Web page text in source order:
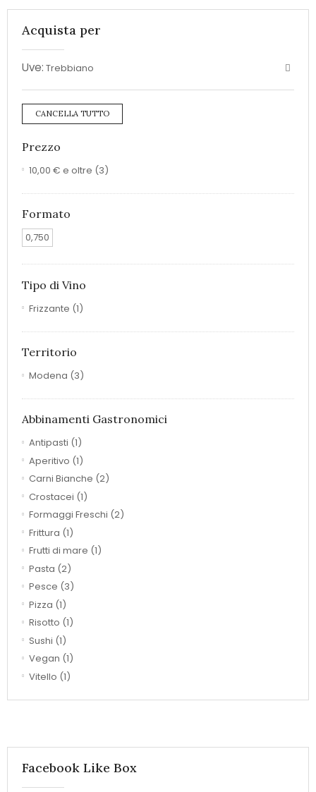
Acquista per
Uve: Trebbiano
CANCELLA TUTTO
Prezzo
10,00 € e oltre (3)
Formato
0,750
Tipo di Vino
Frizzante (1)
Territorio
Modena (3)
Abbinamenti Gastronomici
Antipasti (1)
Aperitivo (1)
Carni Bianche (2)
Crostacei (1)
Formaggi Freschi (2)
Frittura (1)
Frutti di mare (1)
Pasta (2)
Pesce (3)
Pizza (1)
Risotto (1)
Sushi (1)
Vegan (1)
Vitello (1)
Facebook Like Box